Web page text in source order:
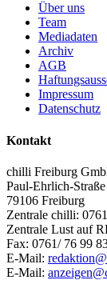
Über uns
Team
Mediadaten
Archiv
AGB
Impressum
Datenschutz
Kontakt
chilli Freiburg
Paul-Ehrlich-
79106 Freiburg
Zentrale chilli:
Zentrale Lust auf
Fax: 0761/ 76 99
E-Mail:
E-Mail: